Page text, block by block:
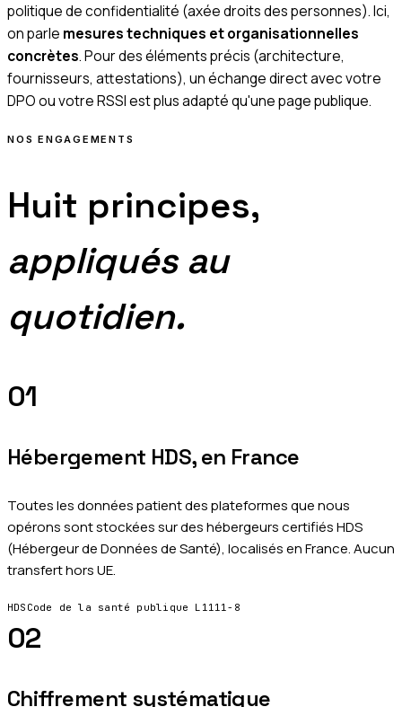
politique de confidentialité (axée droits des personnes). Ici,
on parle mesures techniques et organisationnelles
concrètes. Pour des éléments précis (architecture,
fournisseurs, attestations), un échange direct avec votre
DPO ou votre RSSI est plus adapté qu'une page publique.
NOS ENGAGEMENTS
Huit principes,
appliqués au
quotidien.
01
Hébergement HDS, en France
Toutes les données patient des plateformes que nous
opérons sont stockées sur des hébergeurs certifiés HDS
(Hébergeur de Données de Santé), localisés en France. Aucun
transfert hors UE.
HDS Code de la santé publique L1111-8
02
Chiffrement systématique